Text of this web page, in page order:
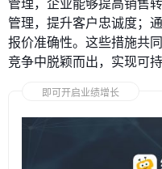
管理，提升客户忠诚度；
报价准确性。这些措施共
竞争中脱颖而出，实现可
即可开启业绩增长